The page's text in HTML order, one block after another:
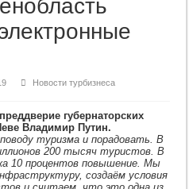
Новости турбизнеса
губернаторских
Владимир Путин.
туризма и порадовать. В
200 тысяч туристов. В
10 процентов повышение. Мы
создаём условия